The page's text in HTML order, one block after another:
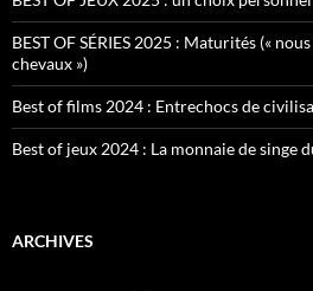
BEST OF SÉRIES 2025 : Maturités («
chevaux »)
Best of films 2024 : Entrechocs de
Best of jeux 2024 : La monnaie de singe
ARCHIVES